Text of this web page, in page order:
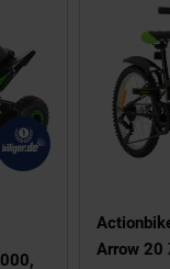
von 5 Sternen
Arrow 20